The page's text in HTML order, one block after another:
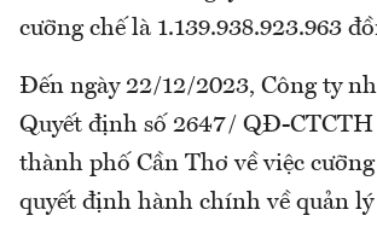
cưỡng chế là 1.139.938.923.963
Đến ngày 22/12/2023, Công ty
Quyết định số 2647/ QĐ-CTCTH
thành phố Cần Thơ về việc
quyết định hành chính về quản